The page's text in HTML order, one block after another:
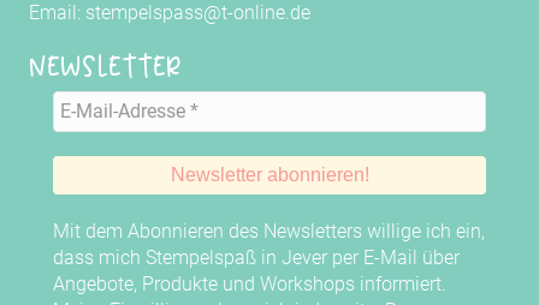
Email: stempelspass@t-online.de
Newsletter
Mit dem Abonnieren des Newsletters willige ich ein,
dass mich Stempelspaß in Jever per E-Mail über
Angebote, Produkte und Workshops informiert.